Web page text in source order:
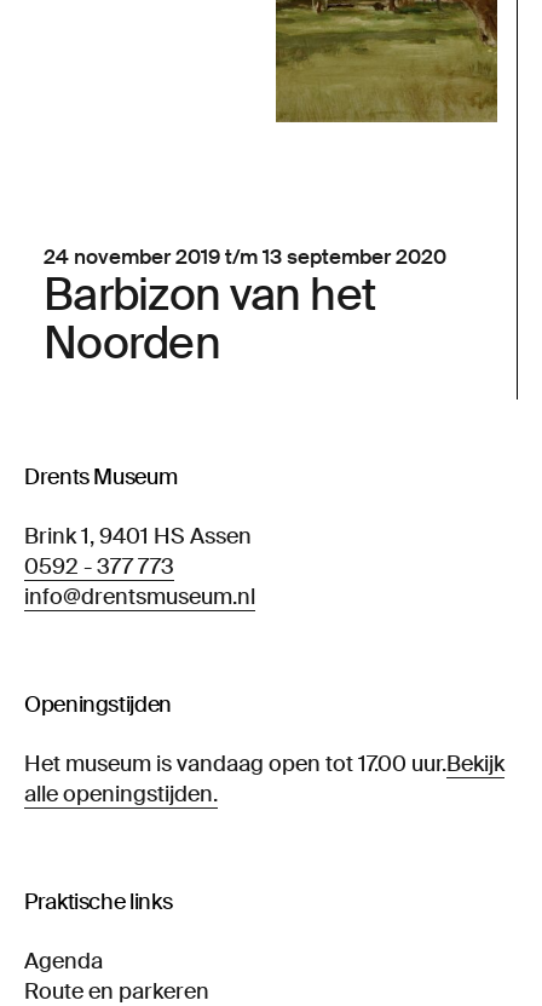
24 november 2019 t/m 13 september 2020
Barbizon van het
Noorden
Drents Museum
Brink 1, 9401 HS Assen
0592 - 377 773
info@drentsmuseum.nl
Openingstijden
Het museum is vandaag open tot 17.00 uur.Bekijk
alle openingstijden.
Praktische links
Agenda
Route en parkeren